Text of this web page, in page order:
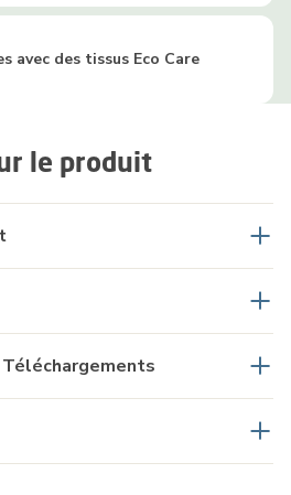
le produit
avec des tissus Eco Care